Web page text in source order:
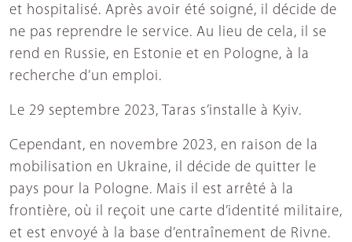
et hospitalisé. Après avoir été soigné, il décide de
ne pas reprendre le service. Au lieu de cela, il se
rend en Russie, en Estonie et en Pologne, à la
recherche d’un emploi.
Le 29 septembre 2023, Taras s’installe à Kyiv.
Cependant, en novembre 2023, en raison de la
mobilisation en Ukraine, il décide de quitter le
pays pour la Pologne. Mais il est arrêté à la
frontière, où il reçoit une carte d’identité militaire,
et est envoyé à la base d’entraînement de Rivne.